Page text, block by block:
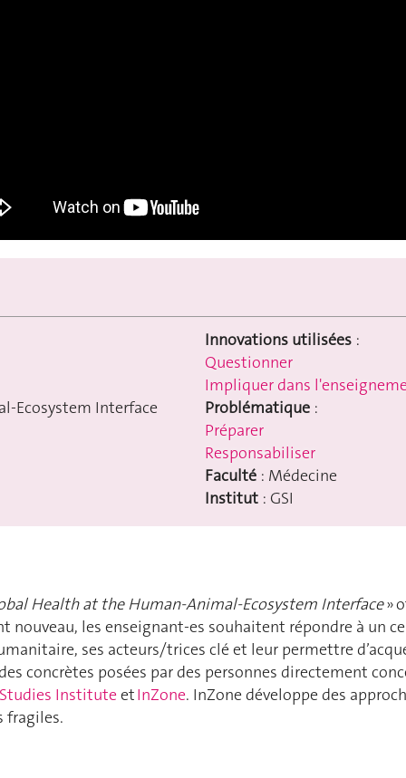
Ecosystem Interface
Innovations utilisées :
Questionner
Impliquer dans
Problématique :
Préparer
Responsabiliser
Faculté : Médecine
Institut : GSI
Health at the Human-Animal-Ecosystem Interface»
nouveau, les enseignant-es souhaitent répondre à un
ses acteurs/trices clé et leur permettre
concrètes posées par des personnes directement
InstituteetInZone. InZone développe des
fragiles.